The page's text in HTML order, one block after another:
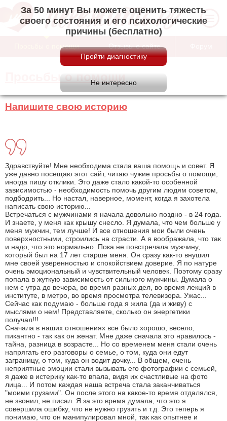
За 50 минут Вы можете оценить тяжесть
своего состояния и его психологические
причины (бесплатно)
Просьбы о помощи Отзывы о сайте
Просьбы о помощи
Напишите свою историю
Здравствуйте! Мне необходима стала ваша помощь и совет. Я
уже давно посещаю этот сайт, читаю чужие просьбы о помощи,
иногда пишу отклики. Это даже стало какой-то особенной
зависимостью - необходимость помочь другим людям советом,
подбодрить... Но настал, наверное, момент, когда я захотела
написать свою историю...
Встречаться с мужчинами я начала довольно поздно - в 24 года.
И знаете, у меня как крышу снесло. Я думала, что чем больше у
меня мужчин, тем лучше! И все отношения мои были очень
поверхностными, строились на страсти. А я воображала, что так
и надо, что это нормально. Пока не повстречала мужчину,
который был на 17 лет старше меня. Он сразу как-то внушил
мне своей уверенностью и спокойствием доверие. Я по натуре
очень эмоциональный и чувствительный человек. Поэтому сразу
попала в жуткую зависимость от сильного мужчины. Думала о
нем с утра до вечера, во время разных дел, во время лекций в
институте, в метро, во время просмотра телевизора. Ужас...
Сейчас как подумаю - больше года я жила (да и живу) с
мыслями о нем! Представляете, сколько он энергетики
получал!!!
Сначала в наших отношениях все было хорошо, весело,
пикантно - так как он женат. Мне даже сначала это нравилось -
тайна, разница в возрасте... Но со временем меня стали очень
напрягать его разговоры о семье, о том, куда они едут
заграницу, о том, куда он водит дочку... В общем, очень
неприятные эмоции стали вызывать его фотографии с семьей,
я даже в истерику как-то впала, видя их счастливые на фото
лица... И потом каждая наша встреча стала заканчиваться
"моими грузами". Он после этого на какое-то время отдалялся,
не звонил, не писал. Я за это время думала, что это я
совершила ошибку, что не нужно грузить и т.д. Это теперь я
понимаю, что он манипулировал мной, так как опытнее и